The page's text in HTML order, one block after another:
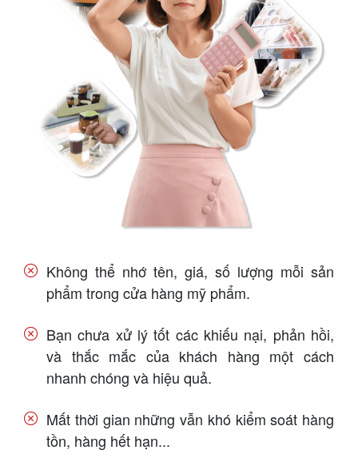
Không thể nhớ tên, giá, số lượng mỗi sản
phẩm trong cửa hàng mỹ phẩm.
Bạn chưa xử lý tốt các khiếu nại, phản hồi,
và thắc mắc của khách hàng một cách
nhanh chóng và hiệu quả.
Mất thời gian những vẫn khó kiểm soát hàng
tồn, hàng hết hạn...